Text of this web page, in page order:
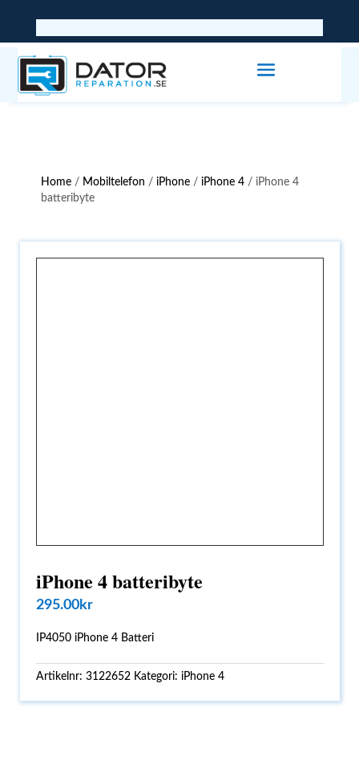
Home / Mobiltelefon / iPhone / iPhone 4 / iPhone 4
batteribyte
iPhone 4 batteribyte
295.00kr
IP4050 iPhone 4 Batteri
Artikelnr:3122652 Kategori:iPhone 4